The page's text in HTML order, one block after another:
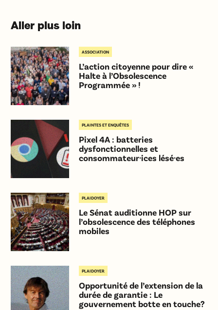
Aller plus loin
ASSOCIATION
L’action citoyenne pour dire «
Halte à l’Obsolescence
Programmée » !
PLAINTES ET ENQUÊTES
Pixel 4A : batteries
dysfonctionnelles et
consommateur·ices lésé·es
PLAIDOYER
Le Sénat auditionne HOP sur
l’obsolescence des téléphones
mobiles
PLAIDOYER
Opportunité de l’extension de la
durée de garantie : Le
gouvernement botte en touche?